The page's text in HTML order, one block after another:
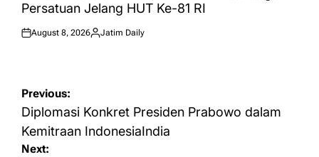
Persatuan Jelang HUT Ke-81 RI
Posted
August 8, 2026
Posted
Jatim Daily
Post
navigation
Previous:
Diplomasi Konkret Presiden Prabowo dalam
Kemitraan IndonesiaIndia
Next: